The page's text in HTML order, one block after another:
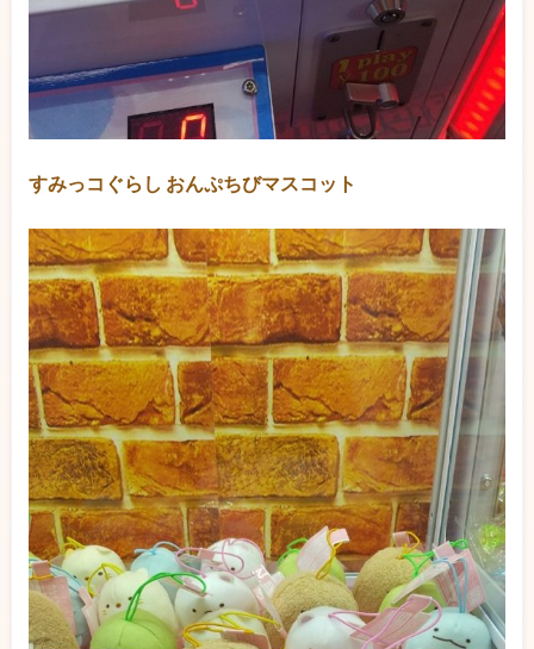
すみっコぐらし おんぷちびマスコット